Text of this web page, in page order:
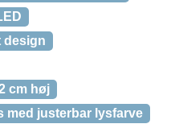
design
cm høj
med justerbar lysfarve